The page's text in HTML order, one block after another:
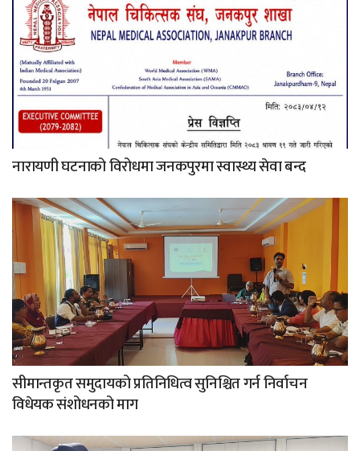
नारायणी घटनाको विरोधमा जनकपुरमा स्वास्थ्य सेवा बन्द
सीमान्तकृत समुदायको प्रतिनिधित्व सुनिश्चित गर्न निर्वाचन
विधेयक संशोधनको माग